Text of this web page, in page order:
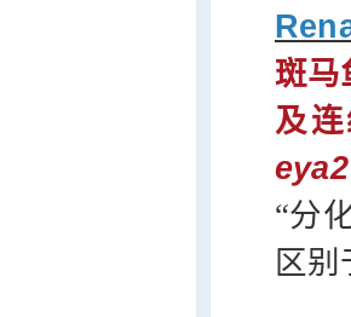
斑马
及
“分
区